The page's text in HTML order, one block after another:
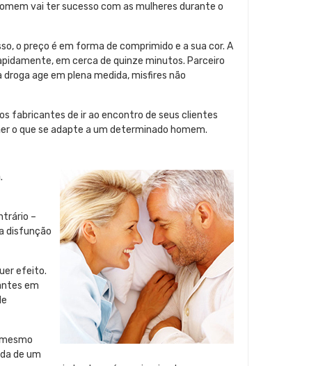
vai ter sucesso com as mulheres durante o
o preço é em forma de comprimido e a sua cor. A
em cerca de quinze minutos. Parceiro
age em plena medida, misfires não
fabricantes de ir ao encontro de seus clientes
o que se adapte a um determinado homem.
–
disfunção
efeito.
em
de um